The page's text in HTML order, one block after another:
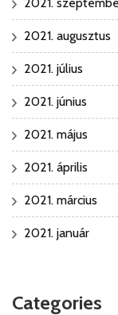
2021. augusztus
2021. július
2021. június
2021. május
2021. április
2021. március
2021. január
Categories